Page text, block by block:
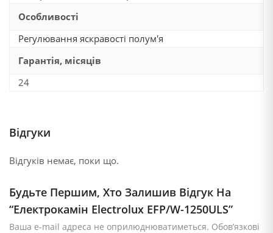
Особливості
Регулювання яскравості полум'я
Гарантія, місяців
24
Відгуки
Відгуків немає, поки що.
Будьте Першим, Хто Залишив Відгук На
“Електрокамін Electrolux EFP/W-1250ULS”
Ваша e-mail адреса не оприлюднюватиметься. Обов’язкові